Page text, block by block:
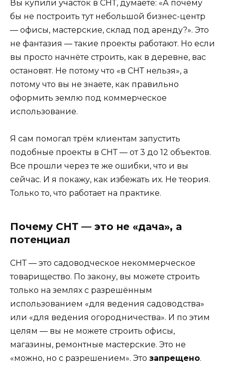
Вы купили участок в СНТ, думаете: «А почему
бы не построить тут небольшой бизнес-центр
— офисы, мастерские, склад под аренду?». Это
не фантазия — такие проекты работают. Но если
вы просто начнёте строить, как в деревне, вас
остановят. Не потому что «в СНТ нельзя», а
потому что вы не знаете, как правильно
оформить землю под коммерческое
использование.
Я сам помогал трём клиентам запустить
подобные проекты в СНТ — от 3 до 12 объектов.
Все прошли через те же ошибки, что и вы
сейчас. И я покажу, как избежать их. Не теория.
Только то, что работает на практике.
Почему СНТ — это не «дача», а
потенциал
СНТ — это садоводческое некоммерческое
товарищество. По закону, вы можете строить
только на землях с разрешённым
использованием «для ведения садоводства»
или «для ведения огородничества». И по этим
целям — вы не можете строить офисы,
магазины, ремонтные мастерские. Это не
«можно, но с разрешением». Это запрещено.